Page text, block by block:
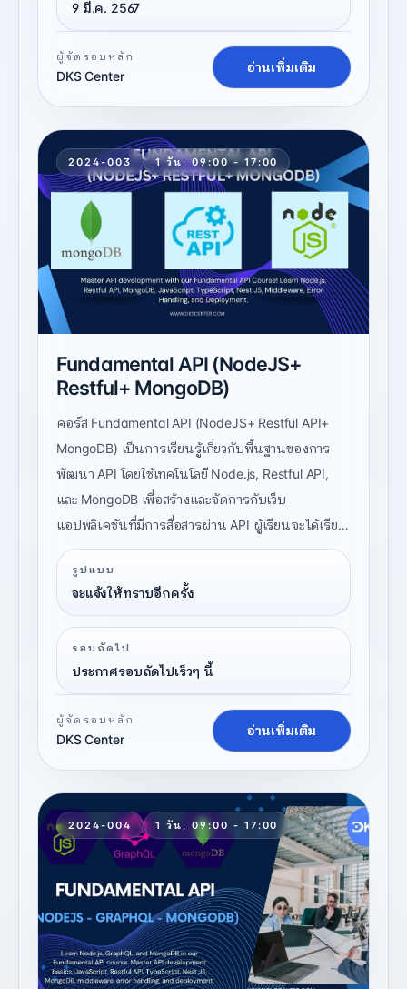
9 มี.ค. 2567
ผู้จัดรอบหลัก
DKS Center
อ่านเพิ่มเติม
2024-003 1 วัน, 09:00 - 17:00
Fundamental API (NodeJS+
Restful+ MongoDB)
คอร์ส Fundamental API (NodeJS+ Restful API+
MongoDB) เป็นการเรียนรู้เกี่ยวกับพื้นฐานของการ
พัฒนา API โดยใช้เทคโนโลยี Node.js, Restful API,
และ MongoDB เพื่อสร้างและจัดการกับเว็บ
แอปพลิเคชันที่มีการสื่อสารผ่าน API ผู้เรียนจะได้เรียน
รู้เกี่ยวกับการใช้งาน JavaScript (ECMAScript),
Node.js, Restful API, TypeScript, Nest JS,
MongoDB, และการจัดการกับ Environment ของ
Node.js รวมถึงการสร้างและการจัดการกับ
Middleware และการจัดการกับข้อผิดพลาด (Error
Handling) และการสร้างและการใช้งานโปรเจค
รูปแบบ
จะแจ้งให้ทราบอีกครั้ง
รอบถัดไป
ประกาศรอบถัดไปเร็วๆ นี้
ผู้จัดรอบหลัก
DKS Center
อ่านเพิ่มเติม
2024-004 1 วัน, 09:00 - 17:00